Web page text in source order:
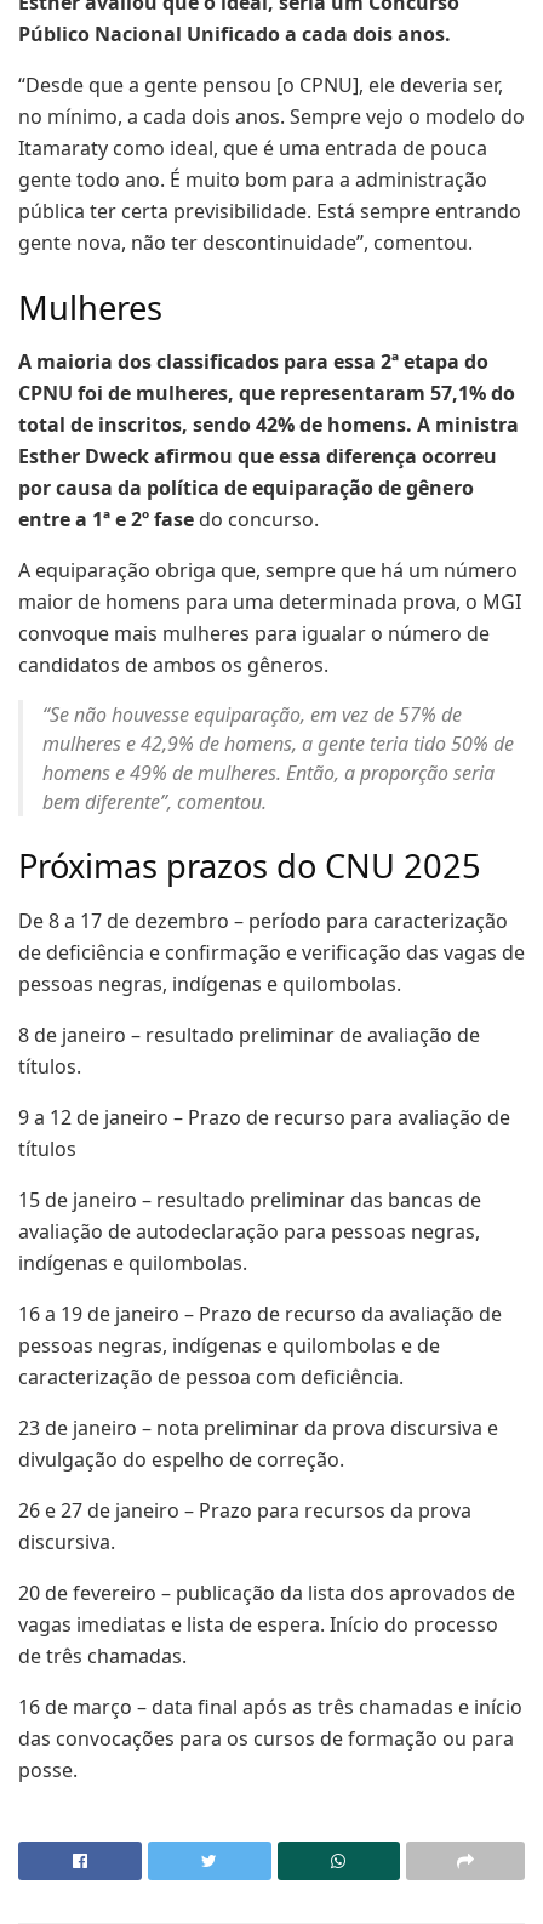
Público Nacional Unificado a cada dois anos.
“Desde que a gente pensou [o CPNU], ele deveria ser,
no mínimo, a cada dois anos. Sempre vejo o modelo do
Itamaraty como ideal, que é uma entrada de pouca
gente todo ano. É muito bom para a administração
pública ter certa previsibilidade. Está sempre entrando
gente nova, não ter descontinuidade”, comentou.
Mulheres
A maioria dos classificados para essa 2ª etapa do
CPNU foi de mulheres, que representaram 57,1% do
total de inscritos, sendo 42% de homens. A ministra
Esther Dweck afirmou que essa diferença ocorreu
por causa da política de equiparação de gênero
entre a 1ª e 2º fase do concurso.
A equiparação obriga que, sempre que há um número
maior de homens para uma determinada prova, o MGI
convoque mais mulheres para igualar o número de
candidatos de ambos os gêneros.
“Se não houvesse equiparação, em vez de 57% de
mulheres e 42,9% de homens, a gente teria tido 50% de
homens e 49% de mulheres. Então, a proporção seria
bem diferente”, comentou.
Próximas prazos do CNU 2025
De 8 a 17 de dezembro – período para caracterização
de deficiência e confirmação e verificação das vagas de
pessoas negras, indígenas e quilombolas.
8 de janeiro – resultado preliminar de avaliação de
títulos.
9 a 12 de janeiro – Prazo de recurso para avaliação de
títulos
15 de janeiro – resultado preliminar das bancas de
avaliação de autodeclaração para pessoas negras,
indígenas e quilombolas.
16 a 19 de janeiro – Prazo de recurso da avaliação de
pessoas negras, indígenas e quilombolas e de
caracterização de pessoa com deficiência.
23 de janeiro – nota preliminar da prova discursiva e
divulgação do espelho de correção.
26 e 27 de janeiro – Prazo para recursos da prova
discursiva.
20 de fevereiro – publicação da lista dos aprovados de
vagas imediatas e lista de espera. Início do processo
de três chamadas.
16 de março – data final após as três chamadas e início
das convocações para os cursos de formação ou para
posse.